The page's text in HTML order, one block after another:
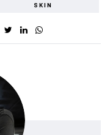
SKIN